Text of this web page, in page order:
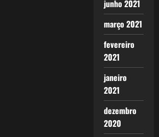
junho 2021
março 2021
fevereiro
2021
janeiro
2021
dezembro
2020